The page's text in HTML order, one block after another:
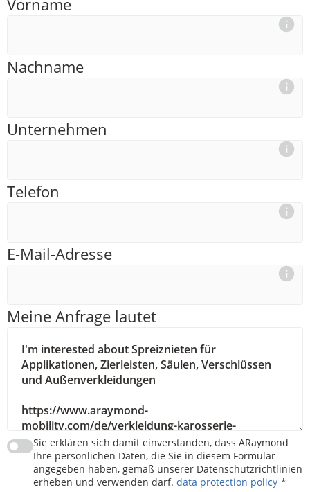
Nachname
Unternehmen
Telefon
E-Mail-Adresse
Meine Anfrage lautet
Sie erklären sich damit einverstanden, dass ARaymond
Ihre persönlichen Daten, die Sie in diesem Formular
angegeben haben, gemäß unserer Datenschutzrichtlinien
erheben und verwenden darf. data protection policy